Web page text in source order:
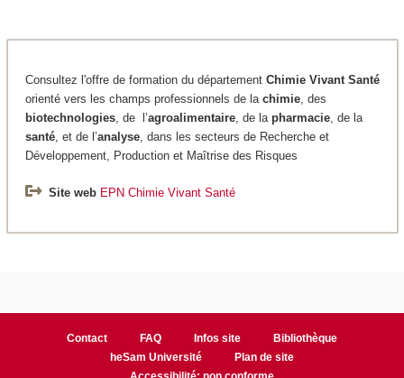
Consultez l'offre de formation du départementChimie Vivant Santé
orienté vers les champs professionnels de la chimie, des
biotechnologies, de l’agroalimentaire, de la pharmacie, de la
santé, et de l’analyse, dans les secteurs de Recherche et
Développement, Production et Maîtrise des Risques
Site web EPN Chimie Vivant Santé
Contact FAQ Infos site
Bibliothèque
heSam Université
Plan de site